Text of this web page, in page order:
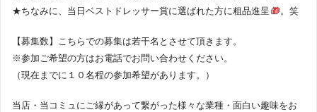
★ちなみに、当日ベストドレッサー賞に選ばれた方に粗品進呈
。笑
【募集数】こちらでの募集は若干名とさせて頂きます。
※参加ご希望の方はお電話でお問い合わせください。
（現在までに１０名程の参加希望があります。）
当店・当コミュにご縁があって繋がった様々な業種・面白い趣味をお